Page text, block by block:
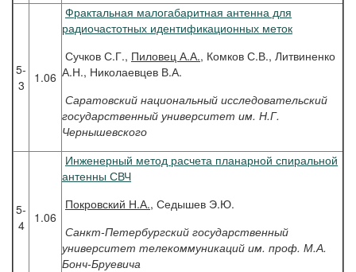
5-
3
1.06
Фрактальная малогабаритная антенна для
радиочастотных идентификационных меток
Сучков С.Г., Пиловец А.А., Комков С.В., Литвиненко
А.Н., Николаевцев В.А.
Саратовский национальный исследовательский
государственный университет им. Н.Г.
Чернышевского
5-
4
1.06
Инженерный метод расчета планарной спиральной
антенны СВЧ
Покровский Н.А., Седышев Э.Ю.
Санкт-Петербургский государственный
университет телекоммуникаций им. проф. М.А.
Бонч-Бруевича